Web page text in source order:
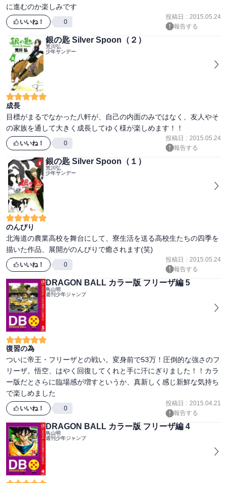
いいね！ 0
投稿日 : 2015.05.24
報告する
銀の匙 Silver Spoon（２）
荒川弘
少年サンデー
成長
目標がまるでなかった八軒が、自己の内面のみではなく、友人やそ
いいね！ 0
投稿日 : 2015.05.24
報告する
銀の匙 Silver Spoon（１）
荒川弘
少年サンデー
のんびり
北海道の農業高校を舞台にして、寮生活を送る高校生たちの四季を
いいね！ 0
投稿日 : 2015.05.24
報告する
DRAGON BALL カラー版 フリーザ編 5
鳥山明
週刊少年ジャンプ
復習の為
ついに帝王・フリーザとの戦い。変身前で53万！圧倒的な強さのフ
リーザ。悟空、はやく回復してくれと手に汗にぎりました！！カラ
ー版だとさらに臨場感が増すというか、真新しく感じ新鮮な気持ち
で楽しめました
いいね！ 0
投稿日 : 2015.04.21
報告する
DRAGON BALL カラー版 フリーザ編 4
鳥山明
週刊少年ジャンプ